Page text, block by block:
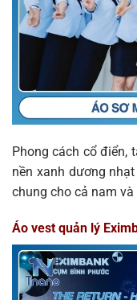
Phong cách cổ điển,
nền xanh dương
chung cho cả nam
Áo vest quản lý